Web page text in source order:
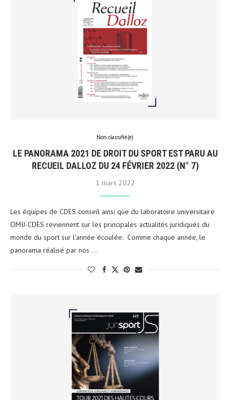
Non classifié(e)
LE PANORAMA 2021 DE DROIT DU SPORT EST PARU AU
RECUEIL DALLOZ DU 24 FÉVRIER 2022 (N° 7)
1 mars 2022
Les équipes de CDES conseil ainsi que du laboratoire universitaire
OMIJ-CDES reviennent sur les principales actualités juridiques du
monde du sport sur l’année écoulée. Comme chaque année, le
panorama réalisé par nos …